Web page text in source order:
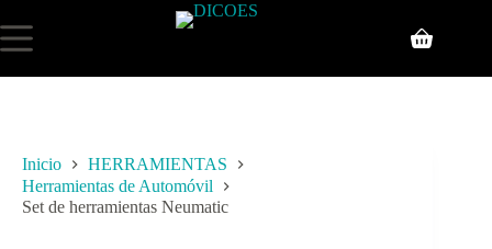
Inicio
HERRAMIENTAS
Herramientas de Automóvil
Set de herramientas Neumatic